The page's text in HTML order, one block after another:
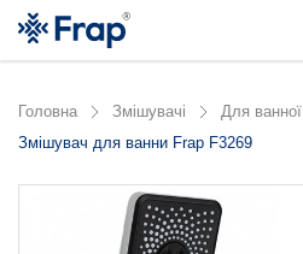
Головна Змішувачі
Для ванної
Змішувач для ванни Frap F3269